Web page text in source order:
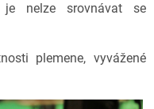
nelze srovnávat se
plemene, vyvážené